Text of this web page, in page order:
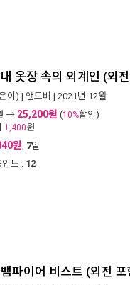
옷장 속의 외계인 (외
이) | 앤드비 | 2021년 12월
→ 25,200원 (10%할인)
1,400원
원, 7일
트 : 12
파이어 비스트 (외전